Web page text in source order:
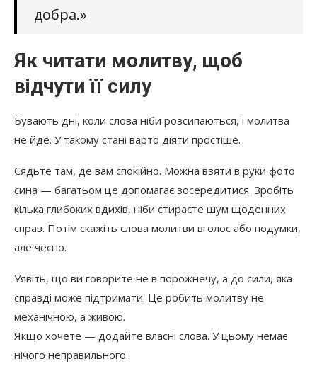
добра.»
Як читати молитву, щоб
відчути її силу
Бувають дні, коли слова ніби розсипаються, і молитва
не йде. У такому стані варто діяти простіше.
Сядьте там, де вам спокійно. Можна взяти в руки фото
сина — багатьом це допомагає зосередитися. Зробіть
кілька глибоких вдихів, ніби стираєте шум щоденних
справ. Потім скажіть слова молитви вголос або подумки,
але чесно.
Уявіть, що ви говорите не в порожнечу, а до сили, яка
справді може підтримати. Це робить молитву не
механічною, а живою.
Якщо хочете — додайте власні слова. У цьому немає
нічого неправильного.